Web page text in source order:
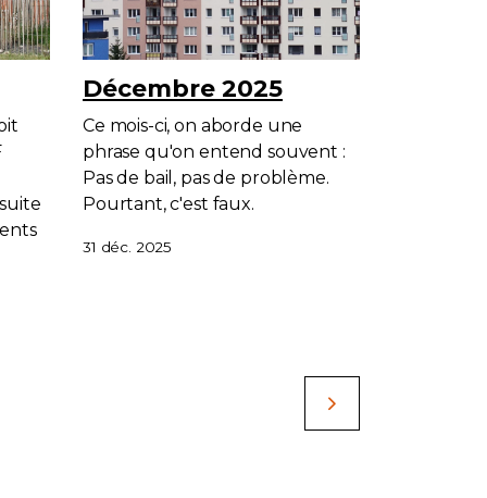
Décembre 2025
Ce mois-ci, on aborde une
phrase qu'on entend souvent :
Pas de bail, pas de problème.
Pourtant, c'est faux.
31 déc. 2025